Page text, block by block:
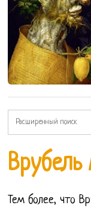
Врубель
Тем более, что